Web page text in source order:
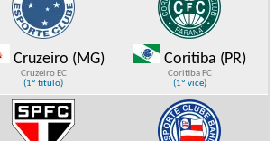
Cruzeiro (MG)
Cruzeiro EC
(1º título)
Coritiba (PR)
Coritiba FC
(1º vice)